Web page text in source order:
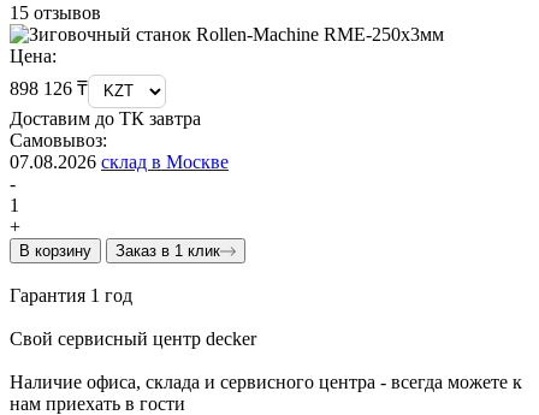
15 отзывов
Цена:
898 126 ₸
Доставим до ТК завтра
Самовывоз:
07.08.2026 склад в Москве
-
1
+
В корзину Заказ в 1 клик
Гарантия 1 год
Свой сервисный центр decker
Наличие офиса, склада и сервисного центра - всегда можете к
нам приехать в гости